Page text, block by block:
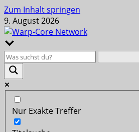
Zum Inhalt springen
9. August 2026
Nur Exakte Treffer